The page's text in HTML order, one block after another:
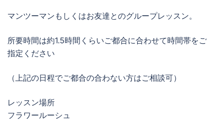
マンツーマンもしくはお友達とのグループレッスン。
所要時間は約1.5時間くらいご都合に合わせて時間帯をご
指定ください
（上記の日程でご都合の合わない方はご相談可）
レッスン場所
フラワールーシュ